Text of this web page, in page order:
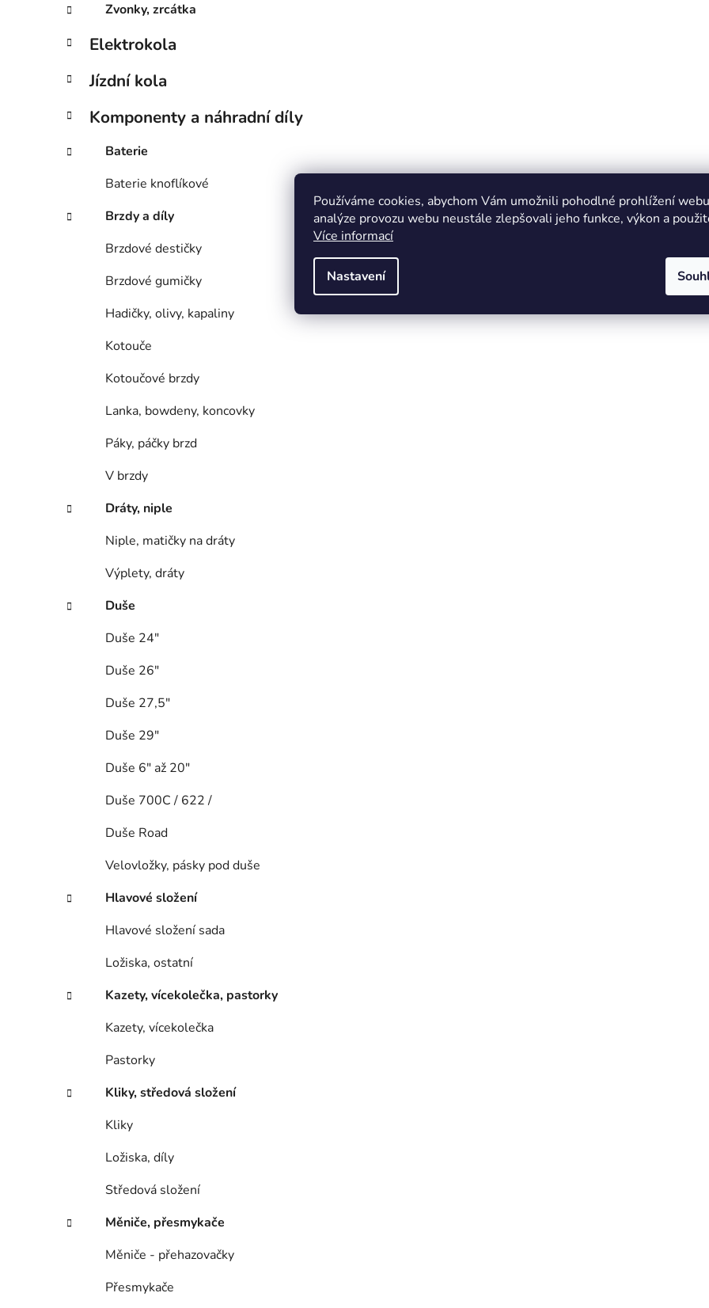
Používáme cookies, abychom Vám umožnili pohodlné prohlížení
analýze provozu webu neustále zlepšovali jeho funkce, výkon a
Více informací
Nastavení
Zvonky, zrcátka
Elektrokola
Jízdní kola
Komponenty a náhradní díly
Baterie
Baterie knoflíkové
Brzdy a díly
Brzdové destičky
Brzdové gumičky
Hadičky, olivy, kapaliny
Kotouče
Kotoučové brzdy
Lanka, bowdeny, koncovky
Páky, páčky brzd
V brzdy
Dráty, niple
Niple, matičky na dráty
Výplety, dráty
Duše
Duše 24"
Duše 26"
Duše 27,5"
Duše 29"
Duše 6" až 20"
Duše 700C / 622 /
Duše Road
Velovložky, pásky pod duše
Hlavové složení
Hlavové složení sada
Ložiska, ostatní
Kazety, vícekolečka, pastorky
Kazety, vícekolečka
Pastorky
Kliky, středová složení
Kliky
Ložiska, díly
Středová složení
Měniče, přesmykače
Měniče - přehazovačky
Přesmykače